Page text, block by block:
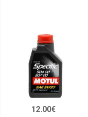
12.00€